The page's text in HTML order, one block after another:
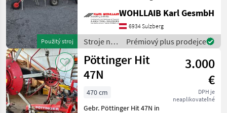
Použitý stroj
10, 2m Závesný
nariadkovač, Ochranná
obruč Stroje na zber
objemových krmív
Nariadko
WOHLLAIB Karl GesmbH
6934 Sulzberg
Stroje na
zber
objemových
krmív /
Pöttinger
Prémiový plus prodejce
Pöttinger Hit
47N
3.000
€
DPH je
neaplikovateľné
470 cm
Gebr. Pöttinger Hit 47N in